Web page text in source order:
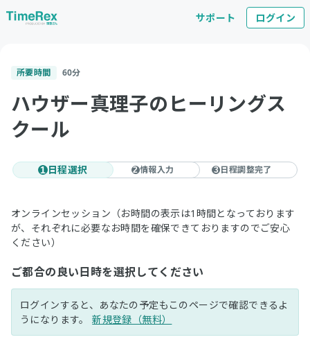
サポート ログイン
所要時間 60分
ハウザー真理子のヒーリングス
クール
1 日程選択 2情報入力 3 日程調整完了
オンラインセッション（お時間の表示は1時間となっております
が、それぞれに必要なお時間を確保できておりますのでご安心
ください）
ご都合の良い日時を選択してください
ログインすると、あなたの予定もこのページで確認できるよ
うになります。新規登録（無料）